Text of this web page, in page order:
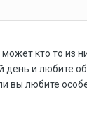
может кто то
и любите
вы любите